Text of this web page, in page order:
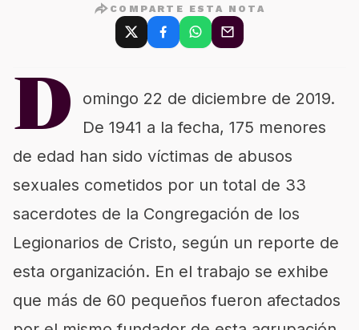
COMPARTE ESTA NOTA
D
omingo 22 de diciembre de 2019.
De 1941 a la fecha, 175 menores
de edad han sido víctimas de abusos
sexuales cometidos por un total de 33
sacerdotes de la Congregación de los
Legionarios de Cristo, según un reporte de
esta organización. En el trabajo se exhibe
que más de 60 pequeños fueron afectados